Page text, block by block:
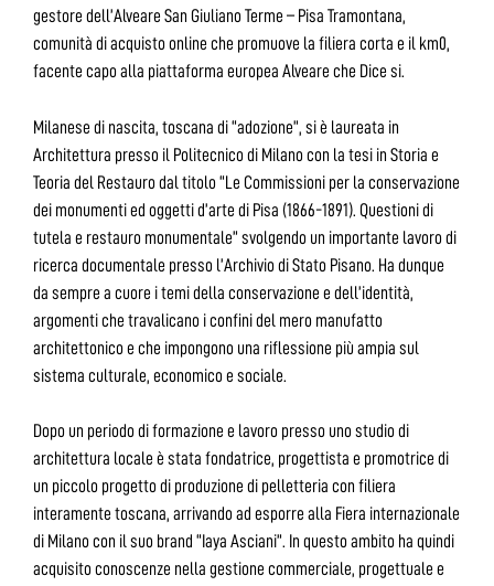
gestore dell’Alveare San Giuliano Terme – Pisa Tramontana,
comunità di acquisto online che promuove la filiera corta e il km0,
facente capo alla piattaforma europea Alveare che Dice si.
Milanese di nascita, toscana di “adozione”, si è laureata in
Architettura presso il Politecnico di Milano con la tesi in Storia e
Teoria del Restauro dal titolo “Le Commissioni per la conservazione
dei monumenti ed oggetti d’arte di Pisa (1866-1891). Questioni di
tutela e restauro monumentale” svolgendo un importante lavoro di
ricerca documentale presso l’Archivio di Stato Pisano. Ha dunque
da sempre a cuore i temi della conservazione e dell’identità,
argomenti che travalicano i confini del mero manufatto
architettonico e che impongono una riflessione più ampia sul
sistema culturale, economico e sociale.
Dopo un periodo di formazione e lavoro presso uno studio di
architettura locale è stata fondatrice, progettista e promotrice di
un piccolo progetto di produzione di pelletteria con filiera
interamente toscana, arrivando ad esporre alla Fiera internazionale
di Milano con il suo brand “Iaya Asciani”. In questo ambito ha quindi
acquisito conoscenze nella gestione commerciale, progettuale e